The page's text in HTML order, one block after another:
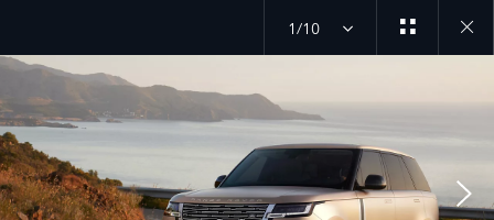
1/10